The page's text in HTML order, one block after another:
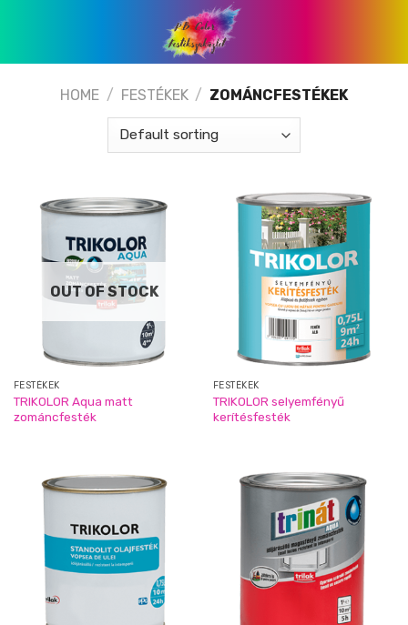
HOME / FESTÉKEK / ZOMÁNCFESTÉKEK
OUT OF STOCK
FESTÉKEK
TRIKOLOR Aqua matt
zománcfesték
FESTÉKEK
TRIKOLOR selyemfényű
kerítésfesték